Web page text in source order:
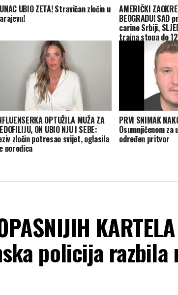
UBIO ZETA! Stravičan zločin u AMERIČKI
BEOGRADU! SAD
carine Srbiji,
trajna stopa do
OPTUŽILA MUŽA ZA
ON UBIO NJU I SEBE:
zločin potresao svijet, oglasila
porodica
PRVI SNIMAK
Osumnjičenom za
određen pritvor
policija razbila